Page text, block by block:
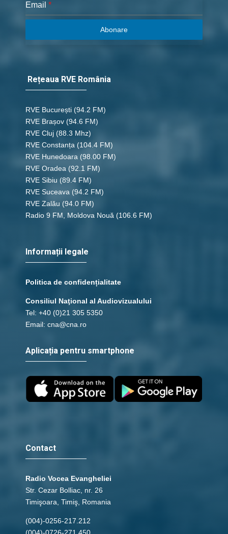
Email *
Abonare
Rețeaua RVE România
RVE București (94.2 FM)
RVE Brașov (94.6 FM)
RVE Cluj (88.3 Mhz)
RVE Constanța (104.4 FM)
RVE Hunedoara (98.00 FM)
RVE Oradea (92.1 FM)
RVE Sibiu (89.4 FM)
RVE Suceava (94.2 FM)
RVE Zalău (94.0 FM)
Radio 9 FM, Moldova Nouă (106.6 FM)
Informații legale
Politica de confidențialitate
Consiliul Naţional al Audiovizualului
Tel: +40 (0)21 305 5350
Email: cna@cna.ro
Aplicația pentru smartphone
Contact
Radio Vocea Evangheliei
Str. Cezar Bolliac, nr. 26
Timişoara, Timiş, Romania
(004)-0256-217.212